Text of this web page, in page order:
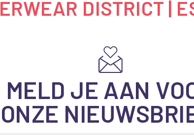
DISTRICT |
MELD JE AAN
ONZE